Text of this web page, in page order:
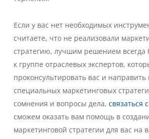
Если у вас нет необходимых
считаете, что не реализовали
стратегию, лучшим решением всегда
к группе отраслевых экспертов,
проконсультировать вас и
специальных маркетинговых
сомнения и вопросы дела, связаться
сможем оказать вам помощь в
маркетинговой стратегии для вас на